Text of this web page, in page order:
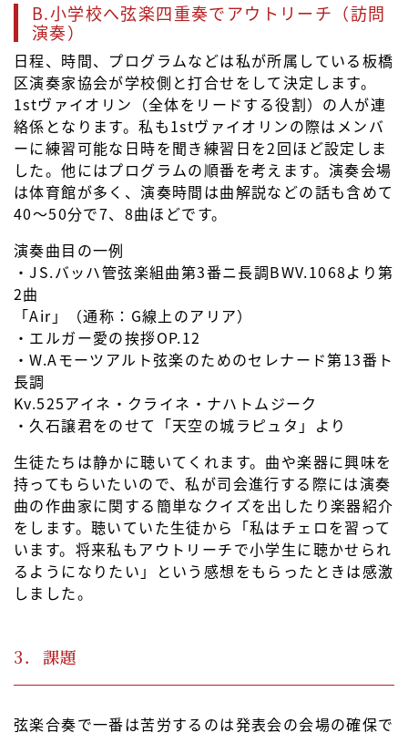
B.小学校へ弦楽四重奏でアウトリーチ（訪問
演奏）
日程、時間、プログラムなどは私が所属している板橋
区演奏家協会が学校側と打合せをして決定します。
1stヴァイオリン（全体をリードする役割）の人が連
絡係となります。私も1stヴァイオリンの際はメンバ
ーに練習可能な日時を聞き練習日を2回ほど設定しま
した。他にはプログラムの順番を考えます。演奏会場
は体育館が多く、演奏時間は曲解説などの話も含めて
40〜50分で7、8曲ほどです。
演奏曲目の一例
・JS.バッハ管弦楽組曲第3番ニ長調BWV.1068より第
2曲
「Air」（通称：G線上のアリア）
・エルガー愛の挨拶OP.12
・W.Aモーツアルト弦楽のためのセレナード第13番ト
長調
Kv.525アイネ・クライネ・ナハトムジーク
・久石譲君をのせて「天空の城ラピュタ」より
生徒たちは静かに聴いてくれます。曲や楽器に興味を
持ってもらいたいので、私が司会進行する際には演奏
曲の作曲家に関する簡単なクイズを出したり楽器紹介
をします。聴いていた生徒から「私はチェロを習って
います。将来私もアウトリーチで小学生に聴かせられ
るようになりたい」という感想をもらったときは感激
しました。
3．課題
弦楽合奏で一番は苦労するのは発表会の会場の確保で